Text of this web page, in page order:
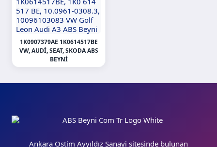
1K0907379AE 1K0614517BE
VW, AUDI, SEAT, SKODA ABS
BEYNI
Ankara Ostim Ayyıldız Sanayi sitesinde bulunan